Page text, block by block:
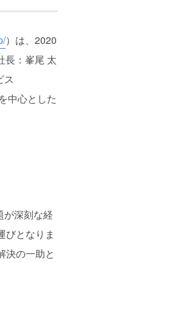
）は、2020
長：峯尾 太
ス
中心とした
が深刻な経
びとなりま
決の一助と